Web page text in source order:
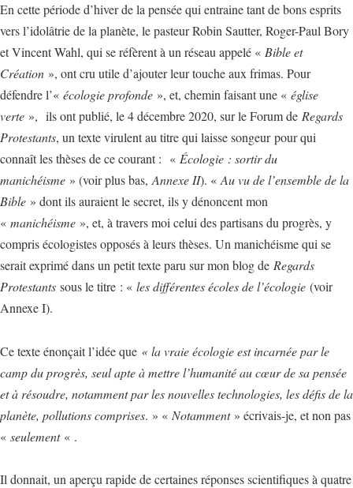
En cette période d’hiver de la pensée qui entraine tant de bons esprits
vers l’idolâtrie de la planète, le pasteur Robin Sautter, Roger-Paul Bory
et Vincent Wahl, qui se réfèrent à un réseau appelé « Bible et
Création », ont cru utile d’ajouter leur touche aux frimas. Pour
défendre l’« écologie profonde », et, chemin faisant une « église
verte », ils ont publié, le 4 décembre 2020, sur le Forum de Regards
Protestants, un texte virulent au titre qui laisse songeur pour qui
connaît les thèses de ce courant : « Écologie : sortir du
manichéisme » (voir plus bas, Annexe II). « Au vu de l’ensemble de la
Bible » dont ils auraient le secret, ils y dénoncent mon
« manichéisme », et, à travers moi celui des partisans du progrès, y
compris écologistes opposés à leurs thèses. Un manichéisme qui se
serait exprimé dans un petit texte paru sur mon blog de Regards
Protestants sous le titre : « les différentes écoles de l’écologie (voir
Annexe I).
Ce texte énonçait l’idée que « la vraie écologie est incarnée par le
camp du progrès, seul apte à mettre l’humanité au cœur de sa pensée
et à résoudre, notamment par les nouvelles technologies, les défis de la
planète, pollutions comprises. » « Notamment» écrivais-je, et non pas
« seulement« .
Il donnait, un aperçu rapide de certaines réponses scientifiques à quatre